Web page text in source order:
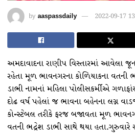
by aaspassdaily 2022-09-17
અમદાવાદના રાણીપ વિસ્તારમાં આવેલા
રહેતા મૂળ ભાવનગરના કોળિયાકના વતની
ડાભી નામનાં મહિલા પોલીસકર્મીએ
દોઢ વર્ષ પહેલાં જ ભાવના બહેનના લગ્ન
કોન્સ્ટેબલ તરીકે ફરજ બજાવતા મૂળ
વતની ભદ્રેશ ડાભી સાથે થયા